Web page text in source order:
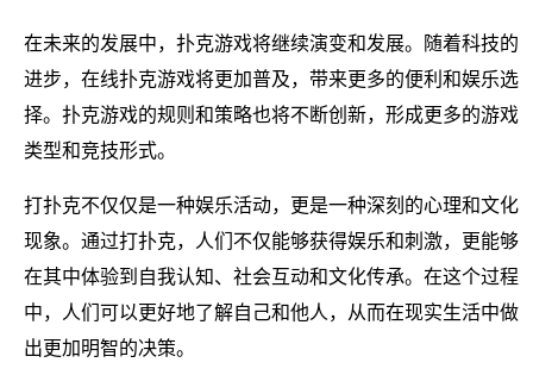
在未来的发展中，扑克游戏将继续演变和发展。随着科技的
进步，在线扑克游戏将更加普及，带来更多的便利和娱乐选
择。扑克游戏的规则和策略也将不断创新，形成更多的游戏
类型和竞技形式。
打扑克不仅仅是一种娱乐活动，更是一种深刻的心理和文化
现象。通过打扑克，人们不仅能够获得娱乐和刺激，更能够
在其中体验到自我认知、社会互动和文化传承。在这个过程
中，人们可以更好地了解自己和他人，从而在现实生活中做
出更加明智的决策。